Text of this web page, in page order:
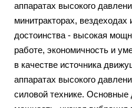
аппаратах высокого
минитракторах,
достоинства - высокая
работе, экономичность и
в качестве источника
аппаратах высокого
силовой технике. Основные